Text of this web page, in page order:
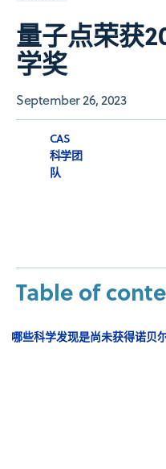
量子点荣获
学奖
September 26, 2023
CAS
科学团
队
Table of
哪些科学发现是尚未获得诺贝